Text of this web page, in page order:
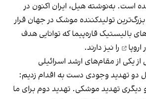
است. به‌نوشته هیل، ایران اکنون در
تولیدکننده موشک در جهان قرار
بالیستیک قاره‌پیما که توانایی هدف
را نیز دارند.
یکی از مقام‌های ارشد اسرائیلی
دو تهدید وجودی دست به اقدام زدیم:
تهدید موشکی. تهدید دوم برای ما